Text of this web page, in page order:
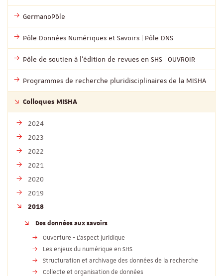
GermanoPôle
Pôle Données Numériques et Savoirs | Pôle DNS
Pôle de soutien à l’édition de revues en SHS | OUVROIR
Programmes de recherche pluridisciplinaires de la MISHA
Colloques MISHA
2024
2023
2022
2021
2020
2019
2018
Des données aux savoirs
Ouverture - L’aspect juridique
Les enjeux du numérique en SHS
Structuration et archivage des données de la recherche
Collecte et organisation de données